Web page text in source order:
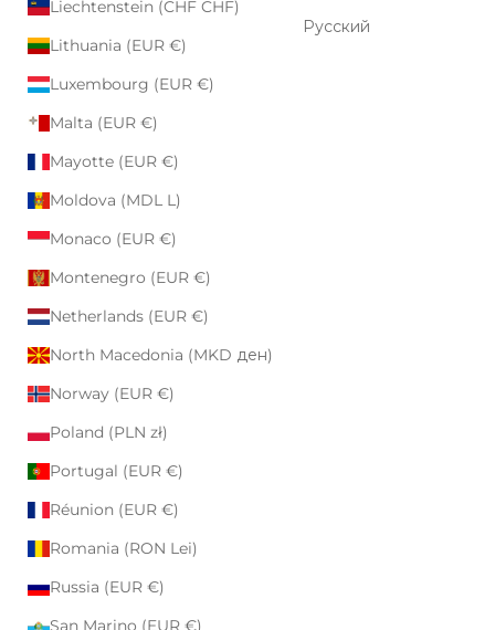
Liechtenstein (CHF CHF)
Lithuania (EUR €)
Luxembourg (EUR €)
Malta (EUR €)
Mayotte (EUR €)
Moldova (MDL L)
Monaco (EUR €)
Montenegro (EUR €)
Netherlands (EUR €)
North Macedonia (MKD ден)
Norway (EUR €)
Poland (PLN zł)
Portugal (EUR €)
Réunion (EUR €)
Romania (RON Lei)
Russia (EUR €)
San Marino (EUR €)
Русский